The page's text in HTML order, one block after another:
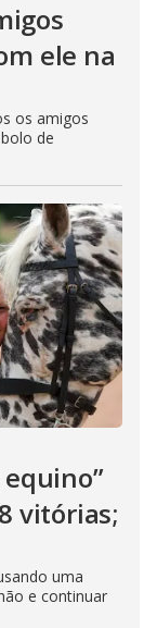
ele na
os amigos
de
equino”
vitórias;
uma
e continuar